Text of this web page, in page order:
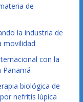
de
la industria de
movilidad
con la
Panamá
biológica de
nefritis lúpica